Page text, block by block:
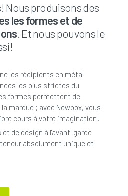
Nous produisons des
les formes et de
. Et nous pouvons le
les récipients en métal
les plus strictes du
formes permettent de
marque ; avec Newbox, vous
cours à votre imagination!
de design à l'avant-garde
absolument unique et